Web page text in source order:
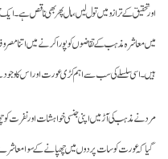
اور تحقیق کے ترازو میں تول لیں، مال پھر بھی ناقص ہے۔
میں معاشرہ مذہب کے تقاضوں کو پورا کرنے میں اتنا
ہیں۔ اسی سلسلے کی سب سے اہم کڑی عورت اور اس کا
مرد نے مذہب کی آڑ میں اپنی جنسی خواہشات اور نفرت کو
گیا کہ عورت کو سات پردوں میں چھپانے کے سوا